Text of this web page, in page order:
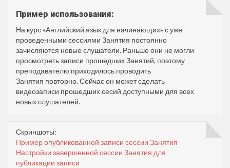
Пример использования:
На курс «Английский язык для начинающих» с уже
проведенными сессиями Занятия постоянно
зачисляются новые слушатели. Раньше они не могли
просмотреть записи прошедших Занятий, поэтому
преподавателю приходилось проводить
Занятия повторно. Сейчас он может сделать
видеозаписи прошедших сесий доступными для всех
новых слушателей.
Скриншоты:
Пример опубликованной записи сессии Занятия
Настройки завершенной сессии Занятия для
публикации записи